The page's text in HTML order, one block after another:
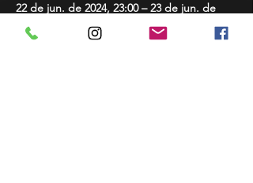
22 de jun. de 2024, 23:00 – 23 de jun. de
2024, 05:00
São José, R. Assis Brasil, 5848 - Ponta de